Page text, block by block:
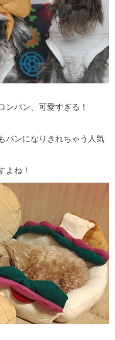
ンパン、可愛すぎる！
パンになりきれちゃう人気
よね！